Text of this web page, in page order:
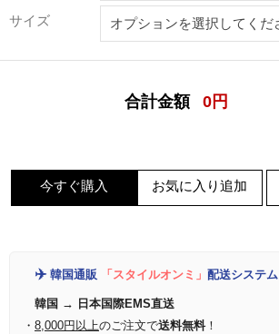
サイズ
合計金額 0 円
今すぐ購入 お気に入り追加
✈️ 韓国通販 「スタイルオンミ」 配送システム
韓国 → 日本国際EMS直送
・ 8,000円以上のご注文で送料無料！